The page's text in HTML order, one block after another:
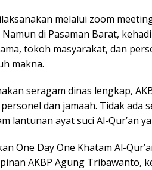
melalui zoom
di Pasaman Barat,
tokoh masyarakat, dan
makna.
seragam dinas lengkap,
dan jamaah. Tidak ada
lantunan ayat suci Al-Qur’an
One Day One Khatam Al-
AKBP Agung Tribawanto,